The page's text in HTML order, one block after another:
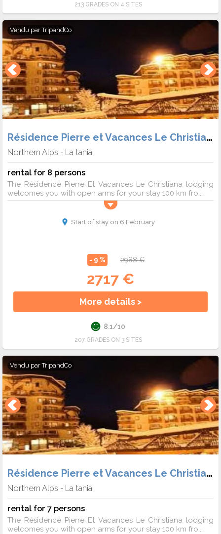
213 GRADES ON 4 SITES
Vendu parTripandCo
Résidence Pierre et Vacances Le Christiana
Northern Alps - La tania
rental for 8 persons
The Résidence Pierre Et Vacances Le Christiana lodging
welcomes you with open arms for your stay 100 km fro...
Start of stay on 6 February
- 9 % 2988 €
2717 €
More details >
8.1/10
207 GRADES ON 3 SITES
Vendu parTripandCo
Résidence Pierre et Vacances Le Christiana
Northern Alps - La tania
rental for 7 persons
The Résidence Pierre Et Vacances Le Christiana lodging
welcomes you with open arms for your stay 100 km fro...